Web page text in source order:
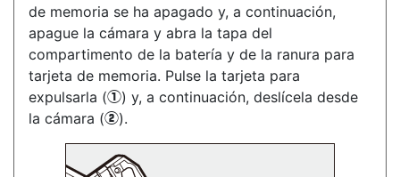
de memoria se ha apagado y, a continuación,
apague la cámara y abra la tapa del
compartimento de la batería y de la ranura para
tarjeta de memoria. Pulse la tarjeta para
expulsarla (q) y, a continuación, deslícela desde
la cámara (w).